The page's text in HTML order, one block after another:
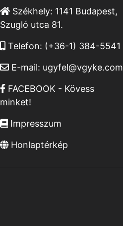
Székhely: 1141 Budapest,
Szugló utca 81.
Telefon: (+36-1) 384-5541
E-mail: ugyfel@vgyke.com
FACEBOOK - Kövess
minket!
Impresszum
Honlaptérkép